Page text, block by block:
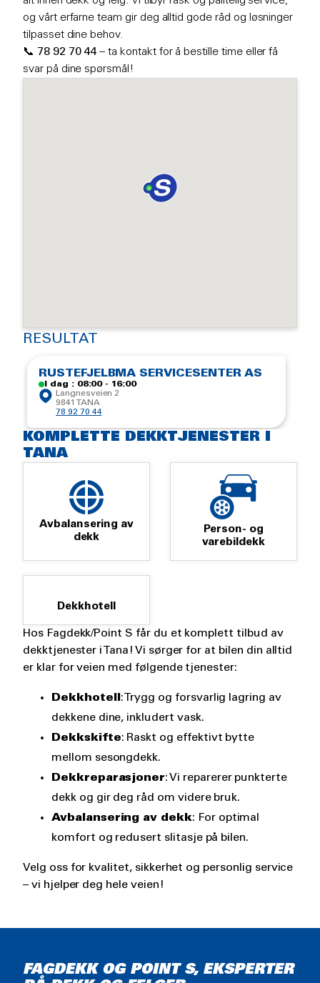
og vårt erfarne team gir deg alltid gode råd og løsninger
tilpasset dine behov.
📞 78 92 70 44 – ta kontakt for å bestille time eller få
svar på dine spørsmål!
RESULTAT
RUSTEFJELBMA SERVICESENTER AS
I dag : 08:00 - 16:00
Langnesveien 2
9841 TANA
78 92 70 44
KOMPLETTE DEKKTJENESTER I
TANA
Avbalansering av
dekk
Person- og
varebildekk
Dekkhotell
Hos Fagdekk/Point S får du et komplett tilbud av
dekktjenester i Tana! Vi sørger for at bilen din alltid
er klar for veien med følgende tjenester:
Dekkhotell : Trygg og forsvarlig lagring av
dekkene dine, inkludert vask.
Dekkskifte: Raskt og effektivt bytte
mellom sesongdekk.
Dekkreparasjoner: Vi reparerer punkterte
dekk og gir deg råd om videre bruk.
Avbalansering av dekk: For optimal
komfort og redusert slitasje på bilen.
Velg oss for kvalitet, sikkerhet og personlig service
– vi hjelper deg hele veien!
FAGDEKK OG POINT S, EKSPERTER